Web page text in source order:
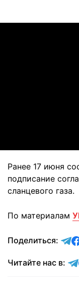
Ранее 17 июня
подписание
сланцевого газа.
По материалам
Поделиться:
Читайте нас в: